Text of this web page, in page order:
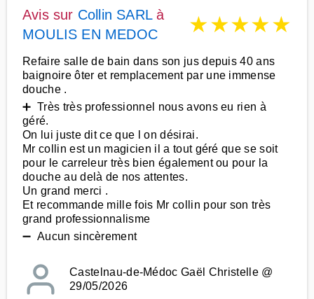
Avis sur Collin SARLà
MOULIS EN MEDOC
★★★★★
Refaire salle de bain dans son jus depuis 40 ans
baignoire ôter et remplacement par une immense
douche .
➕ Très très professionnel nous avons eu rien à
géré.
On lui juste dit ce que l on désirai.
Mr collin est un magicien il a tout géré que se soit
pour le carreleur très bien également ou pour la
douche au delà de nos attentes.
Un grand merci .
Et recommande mille fois Mr collin pour son très
grand professionnalisme
➖ Aucun sincèrement
Castelnau-de-Médoc Gaël Christelle @
29/05/2026